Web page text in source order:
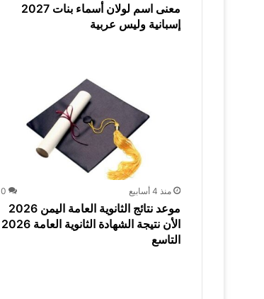
معنى اسم لولان أسماء بنات 2027
إسبانية وليس عربية
منذ 4 أسابيع 0
موعد نتائج الثانوية العامة اليمن 2026
الأن نتيجة الشهادة الثانوية العامة 2026
التاسع